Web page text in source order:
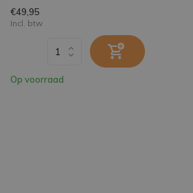
€49,95
Incl. btw
Op voorraad